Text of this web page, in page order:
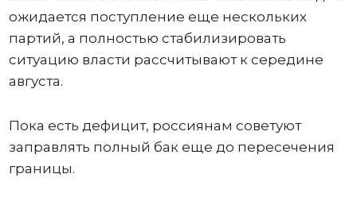
ожидается поступление еще нескольких
партий, а полностью стабилизировать
ситуацию власти рассчитывают к середине
августа.
Пока есть дефицит, россиянам советуют
заправлять полный бак еще до пересечения
границы.